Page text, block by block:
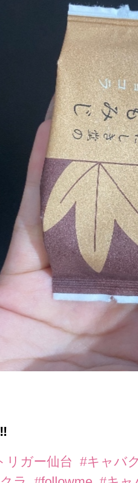
リガー仙台
#キャバ